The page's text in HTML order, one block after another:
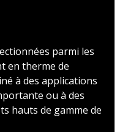
parmi les
en therme de
à des applications
ou à des
hauts de gamme de